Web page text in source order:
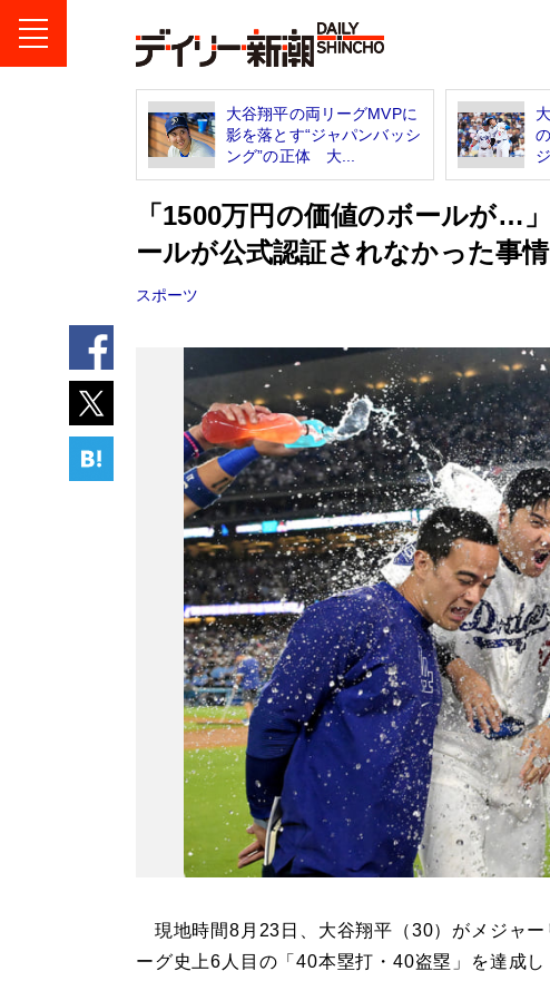
大谷翔平の両リーグMVPに
影を落とす“ジャパンバッシ
ング”の正体 大...
「1500万円の価値のボールが…
ールが公式認証されなかった事情
スポーツ
現地時間8月23日、大谷翔平（30）がメジャー
ーグ史上6人目の「40本塁打・40盗塁」を達成し